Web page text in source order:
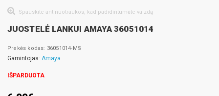
Spauskite ant nuotraukos, kad padidintumėte vaizdą
JUOSTELĖ LANKUI AMAYA 36051014
Prekės kodas: 36051014-MS
Gamintojas: Amaya
IŠPARDUOTA